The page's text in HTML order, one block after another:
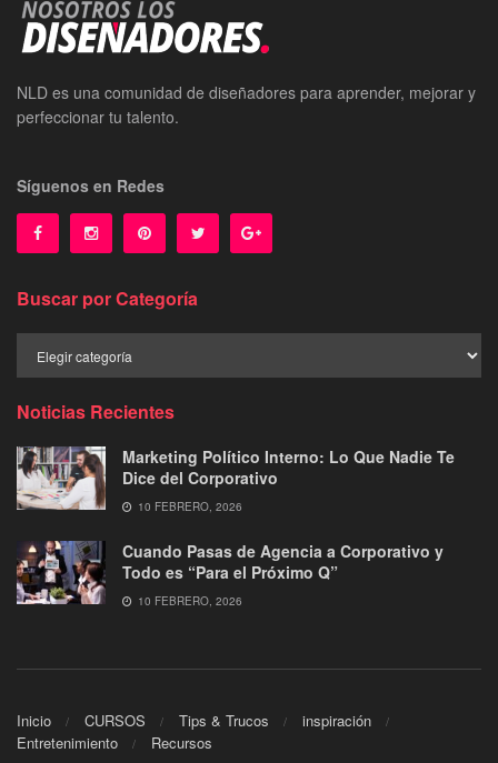
NLD es una comunidad de diseñadores para aprender, mejorar y
perfeccionar tu talento.
Síguenos en Redes
Buscar por Categoría
por
Noticias Recientes
Marketing Político Interno: Lo Que Nadie Te
Dice del Corporativo
10 FEBRERO, 2026
Cuando Pasas de Agencia a Corporativo y
Todo es “Para el Próximo Q”
10 FEBRERO, 2026
Inicio CURSOS Tips & Trucos
inspiración
Entretenimiento
Recursos